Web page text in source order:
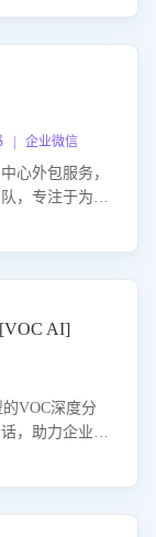
客服团队政策
| 企业微信
心外包服务，
，专注于为企
质量，帮助企
AI]
VOC深度分
，助力企业精
应对合理性与